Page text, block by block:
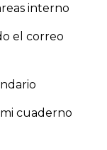
interno
el correo
cuaderno